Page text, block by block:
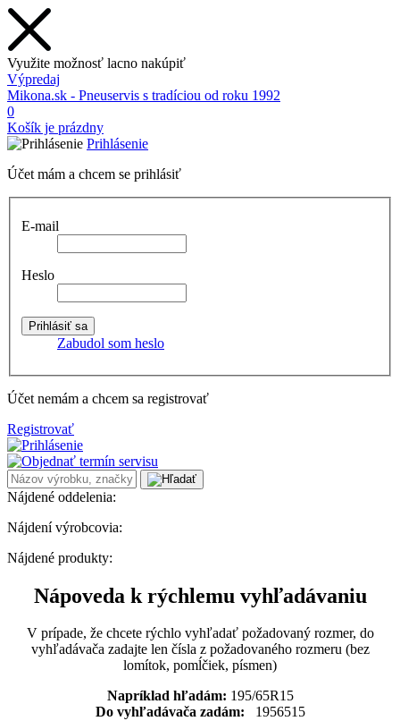
Využite možnosť lacno nakúpiť
Výpredaj
Mikona.sk - Pneuservis s tradíciou od roku 1992
0
Košík je prázdny
Prihlásenie
Účet mám a chcem se prihlásiť
E-mail
Heslo
Zabudol som heslo
Účet nemám a chcem sa registrovať
Registrovať
Nájdené oddelenia:
Nájdení výrobcovia:
Nájdené produkty:
Nápoveda k rýchlemu vyhľadávaniu
V prípade, že chcete rýchlo vyhľadať požadovaný rozmer, do
vyhľadávača zadajte len čísla z požadovaného rozmeru (bez
lomítok, pomĺčiek, písmen)
Napríklad hľadám: 195/65R15
Do vyhľadávača zadám: 1956515